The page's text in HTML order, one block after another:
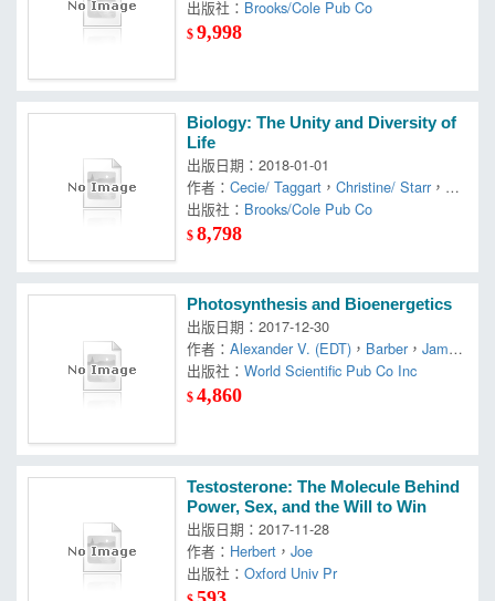
dra/ Martin，Linda R. ，Solomon
出版社： Brooks/Cole Pub Co
$9,998
Biology: The Unity and Diversity of
Life
出版日期：2018-01-01
作者：Cecie/ Taggart ，Christine/ Starr ， Lis
a，Ralph/ Evers，Starr
出版社： Brooks/Cole Pub Co
$8,798
Photosynthesis and Bioenergetics
出版日期：2017-12-30
作者：Alexander V. (EDT) ， Barber ，James
(EDT)/ Ruban
出版社：World Scientific Pub Co Inc
$4,860
Testosterone: The Molecule Behind
Power, Sex, and the Will to Win
出版日期：2017-11-28
作者： Herbert ，Joe
出版社：Oxford Univ Pr